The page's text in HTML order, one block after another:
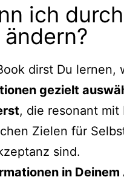
ich
dirst Du lernen,
gezielt
, die resonant mit
Zielen für
sind.
in Deinem